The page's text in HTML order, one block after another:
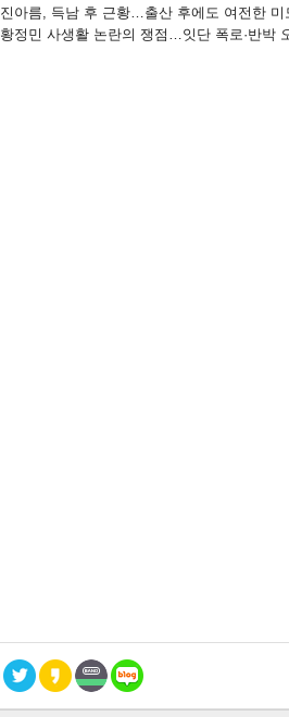
진아름, 득남 후 근황…출산 후에도 여전한 미
황정민 사생활 논란의 쟁점…잇단 폭로·반박